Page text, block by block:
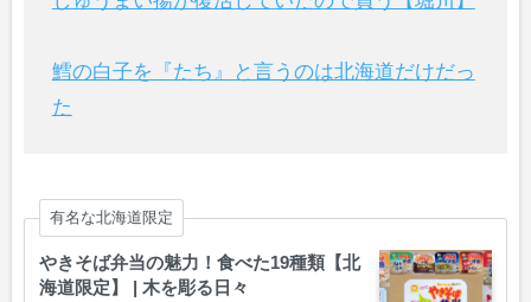
鱈の白子を『たち』と言うのは北海道だけだっ
た
有名な北海道限定
やきそば弁当の魅力！食べた19種類【北
海道限定】 | 木を彫る日々